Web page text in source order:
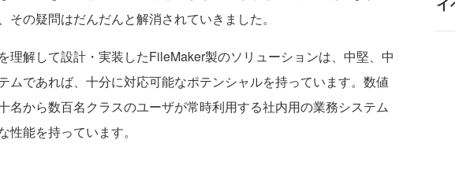
その疑問はだんだんと解消されていきました。
理解して設計・実装したFileMaker製のソリューションは、中堅、中
ムであれば、十分に対応可能なポテンシャルを持っています。数値
名から数百名クラスのユーザが常時利用する社内用の業務システム
性能を持っています。
イ